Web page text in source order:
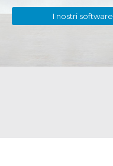
I nostri software